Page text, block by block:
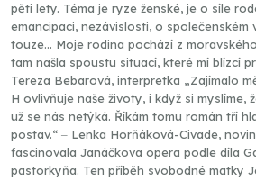
pěti lety. Téma je ryze ženské, je o síle
emancipaci, nezávislosti, o společenském
touze… Moje rodina pochází z
tam našla spoustu situací, které mí blízcí
Tereza Bebarová, interpretka „Zajímalo
H ovlivňuje naše životy, i když si myslíme,
už se nás netýká. Říkám tomu román tří
postav.“ ‒ Lenka Horňáková-Civade,
fascinovala Janáčkova opera podle díla
pastorkyňa. Ten příběh svobodné matky